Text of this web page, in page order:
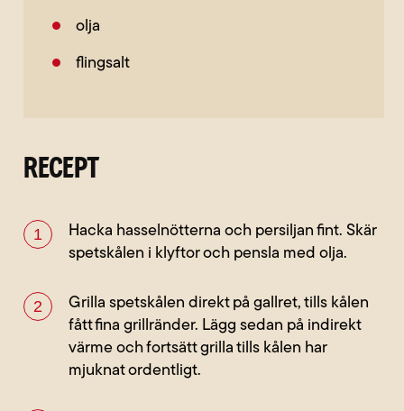
olja
flingsalt
RECEPT
Hacka hasselnötterna och persiljan fint. Skär
spetskålen i klyftor och pensla med olja.
Grilla spetskålen direkt på gallret, tills kålen
fått fina grillränder. Lägg sedan på indirekt
värme och fortsätt grilla tills kålen har
mjuknat ordentligt.